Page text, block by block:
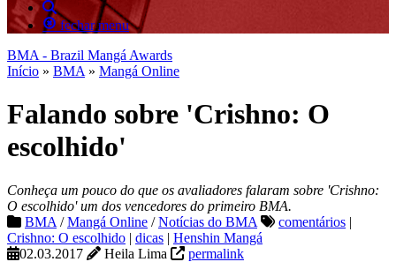
fechar menu
BMA - Brazil Mangá Awards
Início » BMA » Mangá Online
Falando sobre 'Crishno: O
escolhido'
Conheça um pouco do que os avaliadores falaram sobre 'Crishno:
O escolhido' um dos vencedores do primeiro BMA.
BMA /Mangá Online /Notícias do BMA comentários |
Crishno: O escolhido | dicas | Henshin Mangá
02.03.2017
Heila Lima permalink